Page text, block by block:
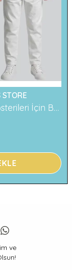
23 Nisan ve Okul Gösterileri İçin Beyaz Çocuk Pantolonu
ve